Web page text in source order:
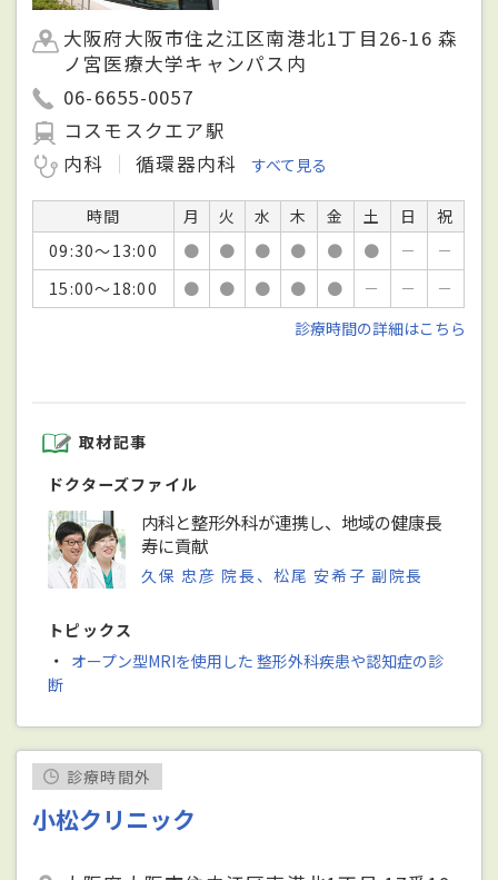
大阪府大阪市住之江区南港北1丁目26-16 森
ノ宮医療大学キャンパス内
06-6655-0057
コスモスクエア駅
内科
循環器内科 すべて見る
時間 月 火 水 木 金 土 日
祝
09:30～13:00
● ● ● ● ● ● －
－
15:00～18:00
● ● ● ● ● － －
－
診療時間の詳細はこちら
取材記事
ドクターズファイル
内科と整形外科が連携し、地域の健康長
寿に貢献
久保 忠彦 院長、松尾 安希子 副院長
トピックス
・ オープン型MRIを使用した 整形外科疾患や認知症の診
断
診療時間外
小松クリニック